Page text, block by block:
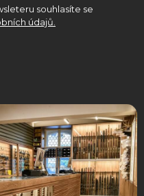
souhlasíte se
údajů.